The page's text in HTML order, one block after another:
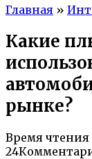
Главная »
Какие
рынке?
Время чтения
24